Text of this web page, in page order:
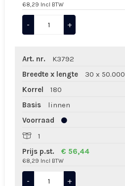
68,29 Incl BTW
- +
Art. nr.
K3792
Breedte x lengte
30 x 50.000
Korrel
180
Basis
linnen
Voorraad
1
Prijs p.st.
€ 56,44
68,29 Incl BTW
- +